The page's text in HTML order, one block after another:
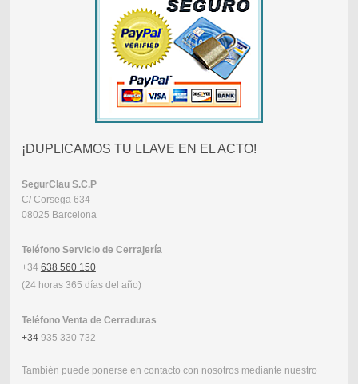
¡DUPLICAMOS TU LLAVE EN EL ACTO!
SegurClau S.C.P
C/ Corsega 634
08025 Barcelona
Teléfono Servicio de Cerrajería
+34 638 560 150
(24 horas 365 días del año)
Teléfono Venta de Cerraduras
+34935 330 732
También puede ponerse en contacto con nosotros mediante nuestro